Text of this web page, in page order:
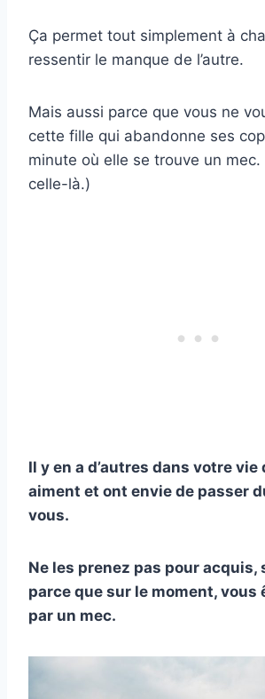
Ça permet tout simplement à
ressentir le manque de l’autre.
Mais aussi parce que vous ne
cette fille qui abandonne ses
minute où elle se trouve un
celle-là.)
Il y en a d’autres dans votre vie
aiment et ont envie de passer
vous.
Ne les prenez pas pour acquis,
parce que sur le moment, vous
par un mec.